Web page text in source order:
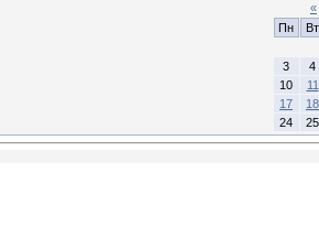
«
Пн
Вт
3
4
10
11
17
18
24
25